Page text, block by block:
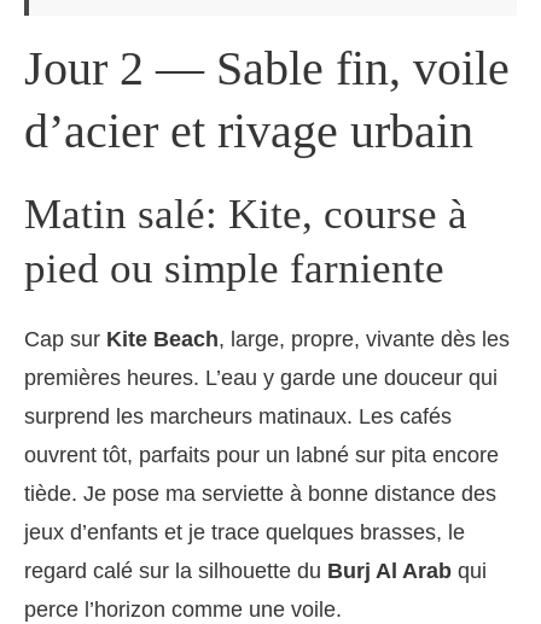
Jour 2 — Sable fin, voile
d’acier et rivage urbain
Matin salé: Kite, course à
pied ou simple farniente
Cap sur Kite Beach, large, propre, vivante dès les
premières heures. L’eau y garde une douceur qui
surprend les marcheurs matinaux. Les cafés
ouvrent tôt, parfaits pour un labné sur pita encore
tiède. Je pose ma serviette à bonne distance des
jeux d’enfants et je trace quelques brasses, le
regard calé sur la silhouette du Burj Al Arab qui
perce l’horizon comme une voile.